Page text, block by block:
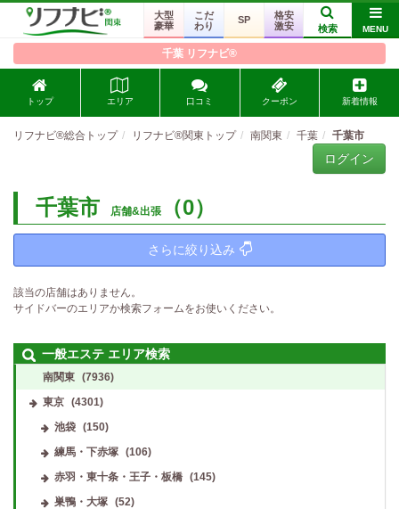
大型
豪華
こだ
わり
SP
格安
激安
検索 MENU
千葉 リフナビ®
トップ エリア 口コミ クーポン 新着情報
リフナビ®総合トップ リフナビ®関東トップ 南関東 千葉 千葉市
ログイン
千葉市 店舗&出張 （0）
さらに絞り込み
該当の店舗はありません。
サイドバーのエリアか検索フォームをお使いください。
一般エステ エリア検索
南関東 (7936)
東京 (4301)
池袋
(150)
練馬・下赤塚
(106)
赤羽・東十条・王子・板橋
(145)
巣鴨・大塚
(52)